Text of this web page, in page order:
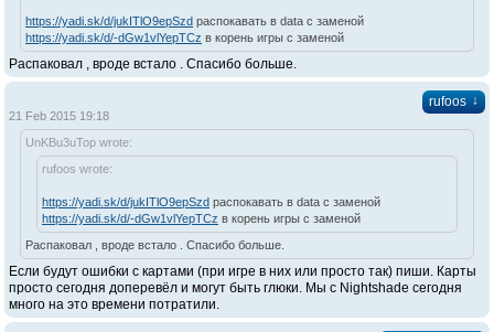
https://yadi.sk/d/jukITlO9epSzd распокавать в data с заменой
https://yadi.sk/d/-dGw1vlYepTCz в корень игры с заменой
Распаковал , вроде встало . Спасибо больше.
rufoos ↓
21 Feb 2015 19:18
UnKBu3uTop wrote:
rufoos wrote:
https://yadi.sk/d/jukITlO9epSzd распокавать в data с заменой
https://yadi.sk/d/-dGw1vlYepTCz в корень игры с заменой
Распаковал , вроде встало . Спасибо больше.
Если будут ошибки с картами (при игре в них или просто так) пиши. Карты
просто сегодня доперевёл и могут быть глюки. Мы с Nightshade сегодня
много на это времени потратили.